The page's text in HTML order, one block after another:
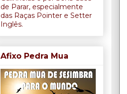
de Parar, especialmente
das Raças Pointer e Setter
Inglês.
Afixo Pedra Mua